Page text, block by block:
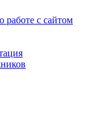
с сайтом